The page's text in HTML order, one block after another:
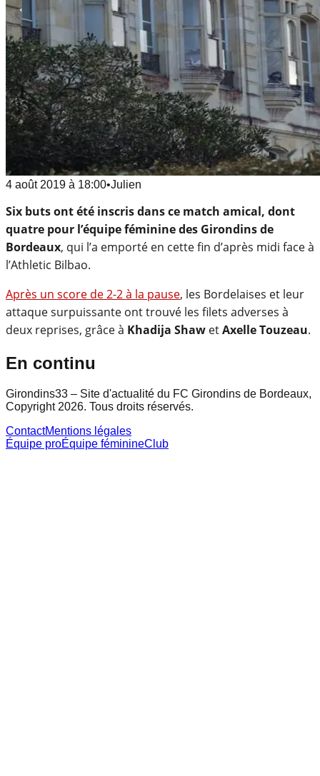
4 août 2019 à 18:00•Julien
Six buts ont été inscris dans ce match amical, dont
quatre pour l’équipe féminine des Girondins de
Bordeaux, qui l’a emporté en cette fin d’après midi face à
l’Athletic Bilbao.
Après un score de 2-2 à la pause, les Bordelaises et leur
attaque surpuissante ont trouvé les filets adverses à
deux reprises, grâce à Khadija Shaw etAxelle Touzeau.
En continu
Girondins33 – Site d'actualité du FC Girondins de Bordeaux,
Copyright 2026. Tous droits réservés.
ContactMentions légales
Équipe proÉquipe féminineClub